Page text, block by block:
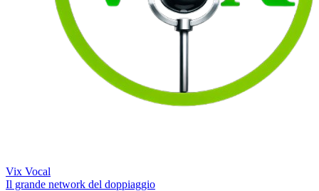
Vix Vocal
Il grande network del doppiaggio